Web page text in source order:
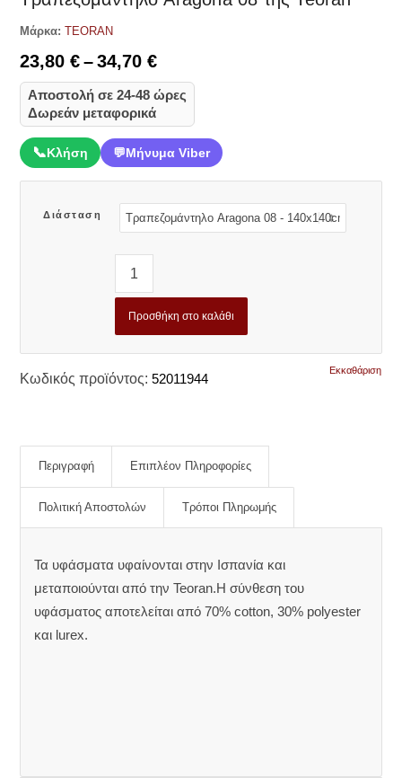
Μάρκα: TEORAN
23,80€ – 34,70€Price
range:
23,80 €
through
34,70 €
Αποστολή σε 24-48 ώρες
Δωρεάν μεταφορικά
📞Κλήση 💬Μήνυμα Viber
Διάσταση
Εκκαθάριση
Προσθήκη στο καλάθι
Κωδικός προϊόντος: 52011944
Περιγραφή Επιπλέον Πληροφορίες
Πολιτική Αποστολών Τρόποι Πληρωμής
Τα υφάσματα υφαίνονται στην Ισπανία και
μεταποιούνται από την Teoran.Η σύνθεση του
υφάσματος αποτελείται από 70% cotton, 30% polyester
και lurex.